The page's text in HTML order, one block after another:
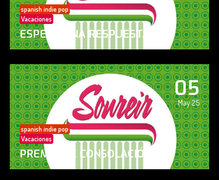
spanish indie pop
Vacaciones
ESPERO UNA RESPUESTA
05
May 25
spanish indie pop
Vacaciones
PREMIO DE CONSOLACIÓN